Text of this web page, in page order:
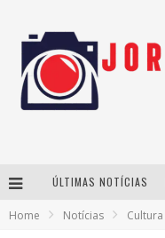
ÚLTIMAS NOTÍCIAS
Home Notícias Cultura